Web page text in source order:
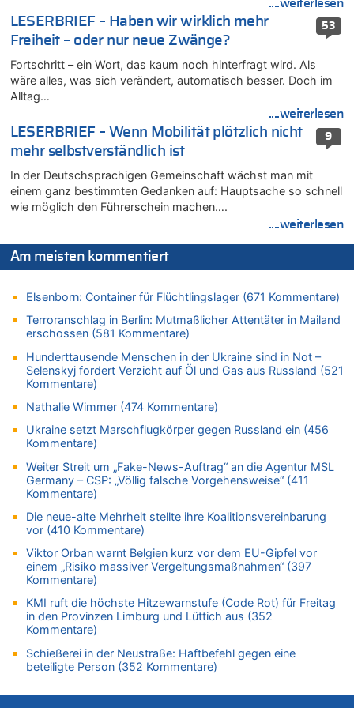
Wasserstand des Rheins in NRW so niedrig wie noch nie
Mehrere Menschen in Londons City niedergestochen
06.08.2026 - 00:22 von Peter S. zu
Wasserstand des Rheins in NRW so niedrig wie noch nie
06.08.2026 - 00:01 von Hugo Egon Bernhard von Sinnen zu
Mehrere Menschen in Londons City niedergestochen
Wasserstand des Rheins in NRW so niedrig wie noch nie
05.08.2026 - 22:35 von Chips zu
Wasserstand des Rheins in NRW so niedrig wie noch nie
Mehrere Menschen in Londons City niedergestochen
Mehrere Menschen in Londons City niedergestochen
05.08.2026 - 21:53 von Karli Dall zu
Mehrere Menschen in Londons City niedergestochen
05.08.2026 - 21:15 von Joseph Meyer zu
Wasserstand des Rheins in NRW so niedrig wie noch nie
05.08.2026 - 21:10 von Ahja zu
Wasserstand des Rheins in NRW so niedrig wie noch nie
05.08.2026 - 21:05 von Oberstes Kommentargremium zu
Wie kam es zur Ceuta-Krise?
05.08.2026 - 20:50 von Tierexperte zu
Aachen ab 11. August wieder Mekka des Pferdesports –
Belgien setzt bei Reit-WM auf starke Springreiter
05.08.2026 - 20:38 von Willi Müller zu
Mehrere Menschen in Londons City niedergestochen
05.08.2026 - 20:36 von Islam Experte zu
Mehrere Menschen in Londons City niedergestochen
05.08.2026 - 20:21 von Dax zu
Wasserstand des Rheins in NRW so niedrig wie noch nie
05.08.2026 - 20:19 von Dax zu
Wasserstand des Rheins in NRW so niedrig wie noch nie
05.08.2026 - 20:11 von Analise zu
....weiterlesen
53
LESERBRIEF – Haben wir wirklich mehr
Freiheit – oder nur neue Zwänge?
Fortschritt – ein Wort, das kaum noch hinterfragt wird. Als
wäre alles, was sich verändert, automatisch besser. Doch im
Alltag…
....weiterlesen
9
LESERBRIEF – Wenn Mobilität plötzlich nicht
mehr selbstverständlich ist
In der Deutschsprachigen Gemeinschaft wächst man mit
einem ganz bestimmten Gedanken auf: Hauptsache so schnell
wie möglich den Führerschein machen….
....weiterlesen
Am meisten kommentiert
Elsenborn: Container für Flüchtlingslager (671 Kommentare)
Terroranschlag in Berlin: Mutmaßlicher Attentäter in Mailand
erschossen (581 Kommentare)
Hunderttausende Menschen in der Ukraine sind in Not –
Selenskyj fordert Verzicht auf Öl und Gas aus Russland (521
Kommentare)
Nathalie Wimmer (474 Kommentare)
Ukraine setzt Marschflugkörper gegen Russland ein (456
Kommentare)
Weiter Streit um „Fake-News-Auftrag“ an die Agentur MSL
Germany – CSP: „Völlig falsche Vorgehensweise“ (411
Kommentare)
Die neue-alte Mehrheit stellte ihre Koalitionsvereinbarung
vor (410 Kommentare)
Viktor Orban warnt Belgien kurz vor dem EU-Gipfel vor
einem „Risiko massiver Vergeltungsmaßnahmen“ (397
Kommentare)
KMI ruft die höchste Hitzewarnstufe (Code Rot) für Freitag
in den Provinzen Limburg und Lüttich aus (352
Kommentare)
Schießerei in der Neustraße: Haftbefehl gegen eine
beteiligte Person (352 Kommentare)